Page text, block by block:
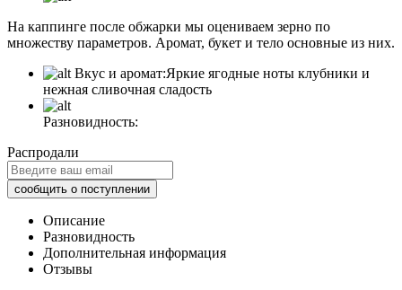
На каппинге после обжарки мы оцениваем зерно по
множеству параметров. Аромат, букет и тело основные из них.
Вкус и аромат:Яркие ягодные ноты клубники и
нежная сливочная сладость
Разновидность:
Распродали
Описание
Разновидность
Дополнительная информация
Отзывы